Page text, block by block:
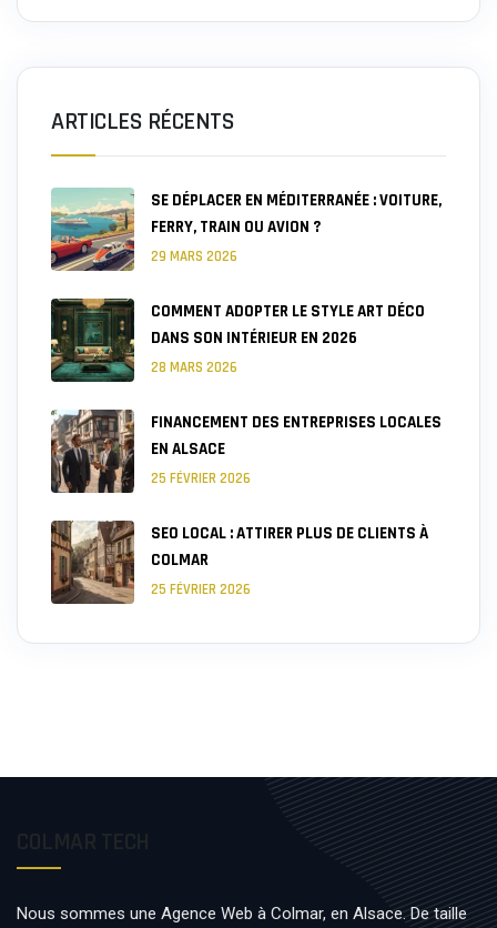
ARTICLES RÉCENTS
SE DÉPLACER EN MÉDITERRANÉE : VOITURE,
FERRY, TRAIN OU AVION ?
29 MARS 2026
COMMENT ADOPTER LE STYLE ART DÉCO
DANS SON INTÉRIEUR EN 2026
28 MARS 2026
FINANCEMENT DES ENTREPRISES LOCALES
EN ALSACE
25 FÉVRIER 2026
SEO LOCAL : ATTIRER PLUS DE CLIENTS À
COLMAR
25 FÉVRIER 2026
Nous sommes une Agence Web à Colmar, en Alsace. De taille